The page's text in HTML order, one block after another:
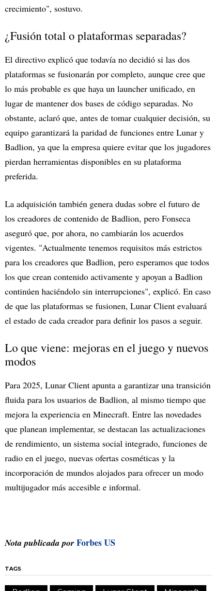
crecimiento", sostuvo.
¿Fusión total o plataformas separadas?
El directivo explicó que todavía no decidió si las dos
plataformas se fusionarán por completo, aunque cree que
lo más probable es que haya un launcher unificado, en
lugar de mantener dos bases de código separadas. No
obstante, aclaró que, antes de tomar cualquier decisión, su
equipo garantizará la paridad de funciones entre Lunar y
Badlion, ya que la empresa quiere evitar que los jugadores
pierdan herramientas disponibles en su plataforma
preferida.
La adquisición también genera dudas sobre el futuro de
los creadores de contenido de Badlion, pero Fonseca
aseguró que, por ahora, no cambiarán los acuerdos
vigentes. "Actualmente tenemos requisitos más estrictos
para los creadores que Badlion, pero esperamos que todos
los que crean contenido activamente y apoyan a Badlion
continúen haciéndolo sin interrupciones", explicó. En caso
de que las plataformas se fusionen, Lunar Client evaluará
el estado de cada creador para definir los pasos a seguir.
Lo que viene: mejoras en el juego y nuevos
modos
Para 2025, Lunar Client apunta a garantizar una transición
fluida para los usuarios de Badlion, al mismo tiempo que
mejora la experiencia en Minecraft. Entre las novedades
que planean implementar, se destacan las actualizaciones
de rendimiento, un sistema social integrado, funciones de
radio en el juego, nuevas ofertas cosméticas y la
incorporación de mundos alojados para ofrecer un modo
multijugador más accesible e informal.
Nota publicada por Forbes US
TAGS